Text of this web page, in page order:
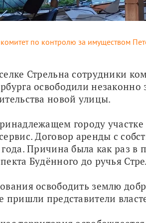
комитет по контролю за имуществом
Стрельна сотрудники
освободили
новой улицы.
городу
Договор аренды с
года. Причина была как раз в
Будённого до ручья
освободить землю
пришли представители